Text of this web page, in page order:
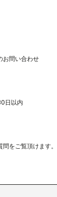
お問い合わせ
日以内
をご覧頂けます。